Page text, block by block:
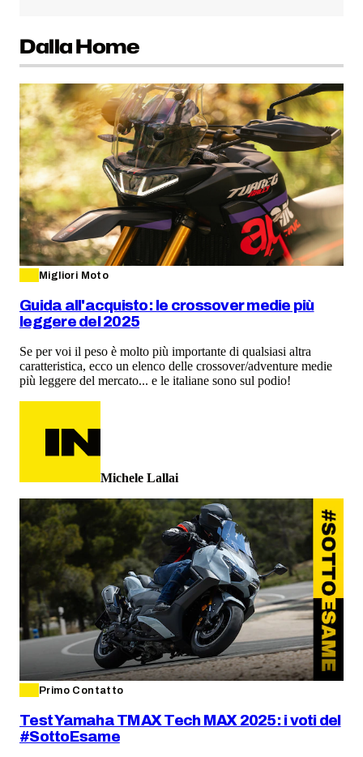
Dalla Home
Migliori Moto
Guida all'acquisto: le crossover medie più
leggere del 2025
Se per voi il peso è molto più importante di qualsiasi altra
caratteristica, ecco un elenco delle crossover/adventure medie
più leggere del mercato... e le italiane sono sul podio!
Michele Lallai
Primo Contatto
Test Yamaha TMAX Tech MAX 2025: i voti del
#SottoEsame